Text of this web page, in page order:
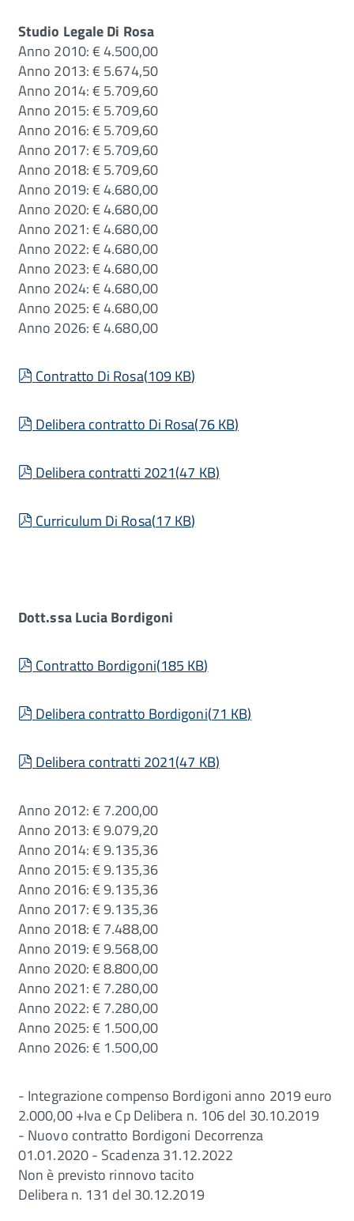
Studio Legale Di Rosa
Anno 2010: € 4.500,00
Anno 2013: € 5.674,50
Anno 2014: € 5.709,60
Anno 2015: € 5.709,60
Anno 2016: € 5.709,60
Anno 2017: € 5.709,60
Anno 2018: € 5.709,60
Anno 2019: € 4.680,00
Anno 2020: € 4.680,00
Anno 2021: € 4.680,00
Anno 2022: € 4.680,00
Anno 2023: € 4.680,00
Anno 2024: € 4.680,00
Anno 2025: € 4.680,00
Anno 2026: € 4.680,00
pdf
Contratto Di Rosa(109 KB)
pdf
Delibera contratto Di Rosa(76 KB)
pdf
Delibera contratti 2021(47 KB)
pdf
Curriculum Di Rosa(17 KB)
Dott.ssa Lucia Bordigoni
pdf
Contratto Bordigoni(185 KB)
pdf
Delibera contratto Bordigoni(71 KB)
pdf
Delibera contratti 2021(47 KB)
Anno 2012: € 7.200,00
Anno 2013: € 9.079,20
Anno 2014: € 9.135,36
Anno 2015: € 9.135,36
Anno 2016: € 9.135,36
Anno 2017: € 9.135,36
Anno 2018: € 7.488,00
Anno 2019: € 9.568,00
Anno 2020: € 8.800,00
Anno 2021: € 7.280,00
Anno 2022: € 7.280,00
Anno 2025: € 1.500,00
Anno 2026: € 1.500,00
- Integrazione compenso Bordigoni anno 2019 euro
2.000,00 +Iva e Cp Delibera n. 106 del 30.10.2019
- Nuovo contratto Bordigoni Decorrenza
01.01.2020 - Scadenza 31.12.2022
Non è previsto rinnovo tacito
Delibera n. 131 del 30.12.2019